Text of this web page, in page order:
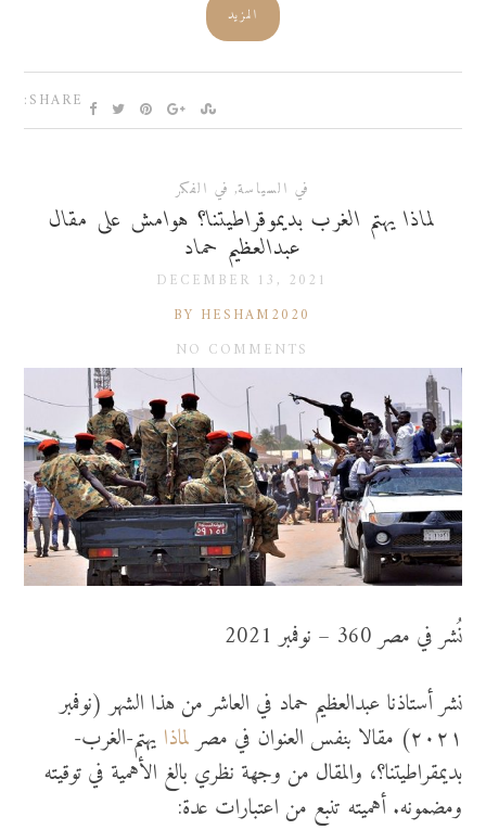
المزيد
SHARE:
في السياسة, في الفكر
لماذا يهتم الغرب بديموقراطيتنا؟ هوامش على مقال
عبدالعظيم حماد
DECEMBER 13, 2021
BY HESHAM2020
NO COMMENTS
نُشر في مصر 360 – نوفمبر 2021
نشر أستاذنا عبدالعظيم حماد في العاشر من هذا الشهر (نوفمبر
٢٠٢١) مقالا بنفس العنوان في مصر
لماذا يهتم-الغرب-
بديمقراطيتنا؟، والمقال من وجهة نظري بالغ الأهمية في توقيته
ومضمونه. أهميته تنبع من اعتبارات عدة: